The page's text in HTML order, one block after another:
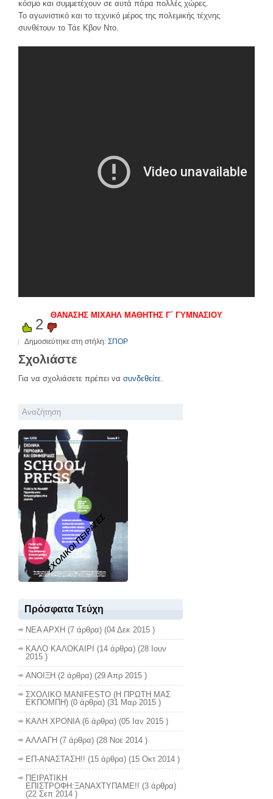
κόσμο και συμμετέχουν σε αυτά πάρα πολλές χώρες.
Το αγωνιστικό και το τεχνικό μέρος της πολεμικής τέχνης
συνθέτουν το Τάε Κβον Ντο.
ΘΑΝΑΣΗΣ ΜΙΧΑΗΛ ΜΑΘΗΤΗΣ Γ΄ ΓΥΜΝΑΣΙΟΥ
2
Δημοσιεύτηκε στη στήλη: ΣΠΟΡ
Σχολιάστε
Για να σχολιάσετε πρέπει να συνδεθείτε.
ΣΧΟΛΙΚΟΙ ΠΕΙΡΑΤΕΣ
Πρόσφατα Τεύχη
ΝΕΑ ΑΡΧΗ (7 άρθρα) (04 Δεκ 2015 )
ΚΑΛΟ ΚΑΛΟΚΑΙΡΙ (14 άρθρα) (28 Ιουν
2015 )
ΑΝΟΙΞΗ (2 άρθρα) (29 Απρ 2015 )
ΣΧΟΛΙΚΟ MANIFESTO (Η ΠΡΩΤΗ ΜΑΣ
ΕΚΠΟΜΠΗ) (0 άρθρα) (31 Μαρ 2015 )
ΚΑΛΗ ΧΡΟΝΙΑ(6 άρθρα) (05 Ιαν 2015 )
ΑΛΛΑΓΗ (7 άρθρα) (28 Νοε 2014 )
ΕΠ-ΑΝΑΣΤΑΣΗ!! (15 άρθρα) (15 Οκτ 2014 )
ΠΕΙΡΑΤΙΚΗ
ΕΠΙΣΤΡΟΦΗ:ΞΑΝΑΧΤΥΠΑΜΕ!! (3 άρθρα)
(22 Σεπ 2014 )